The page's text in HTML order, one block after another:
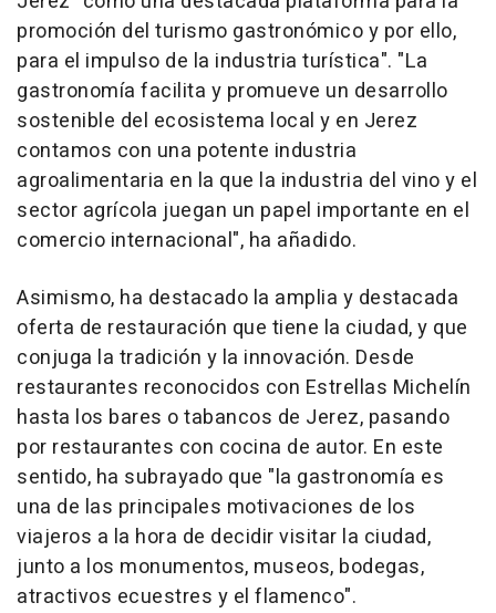
promoción del turismo gastronómico y por ello,
para el impulso de la industria turística". "La
gastronomía facilita y promueve un desarrollo
sostenible del ecosistema local y en Jerez
contamos con una potente industria
agroalimentaria en la que la industria del vino y el
sector agrícola juegan un papel importante en el
comercio internacional", ha añadido.
Asimismo, ha destacado la amplia y destacada
oferta de restauración que tiene la ciudad, y que
conjuga la tradición y la innovación. Desde
restaurantes reconocidos con Estrellas Michelín
hasta los bares o tabancos de Jerez, pasando
por restaurantes con cocina de autor. En este
sentido, ha subrayado que "la gastronomía es
una de las principales motivaciones de los
viajeros a la hora de decidir visitar la ciudad,
junto a los monumentos, museos, bodegas,
atractivos ecuestres y el flamenco".